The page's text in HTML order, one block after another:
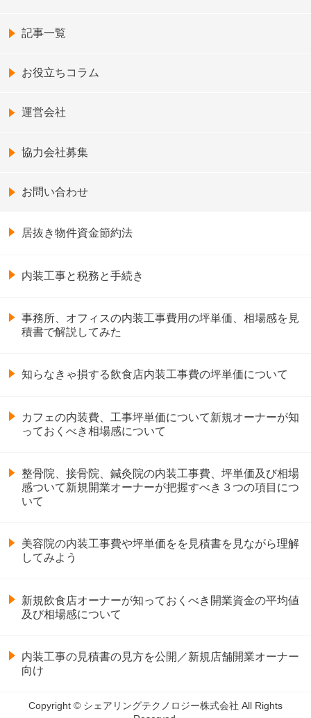
記事一覧
お役立ちコラム
運営会社
協力会社募集
お問い合わせ
居抜き物件資金節約法
内装工事と税務と手続き
事務所、オフィスの内装工事費用の坪単価、相場感を見
積書で解説してみた
知らなきゃ損する飲食店内装工事費の坪単価について
カフェの内装費、工事坪単価について新規オーナーが知
っておくべき相場感について
整骨院、接骨院、鍼灸院の内装工事費、坪単価及び相場
感ついて新規開業オーナーが把握すべき３つの項目につ
いて
美容院の内装工事費や坪単価をを見積書を見ながら理解
してみよう
新規飲食店オーナーが知っておくべき開業資金の平均値
及び相場感について
内装工事の見積書の見方を公開／新規店舗開業オーナー
向け
Copyright © シェアリングテクノロジー株式会社 All Rights